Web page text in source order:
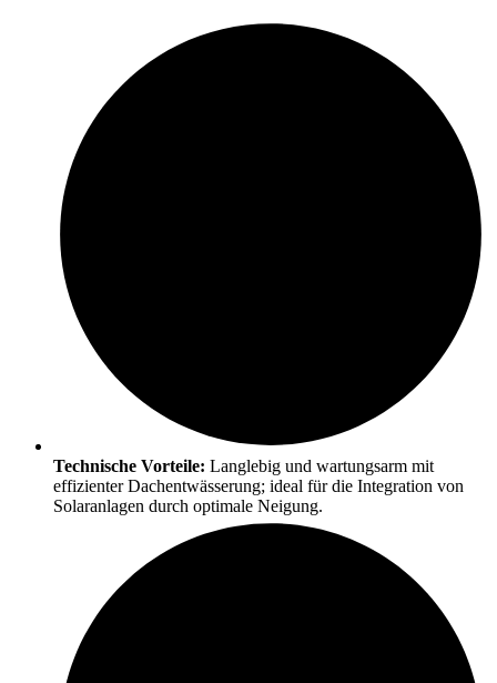
Technische Vorteile: Langlebig und wartungsarm mit
effizienter Dachentwässerung; ideal für die Integration von
Solaranlagen durch optimale Neigung.